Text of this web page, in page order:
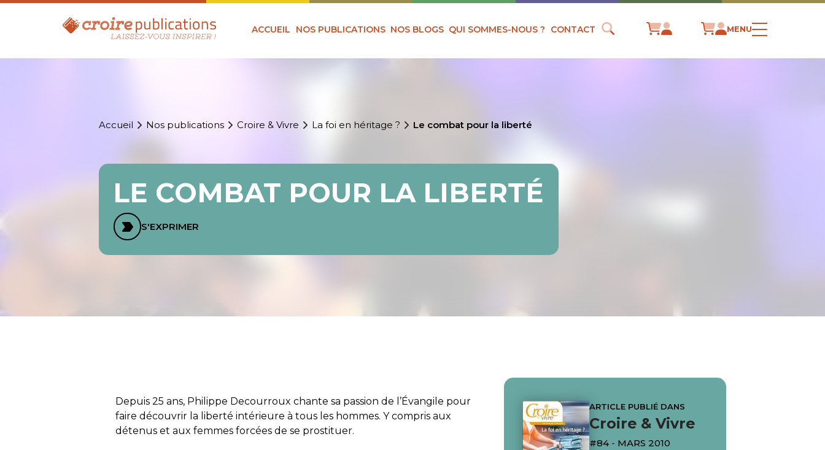
ACCUEIL NOS PUBLICATIONS NOS BLOGS QUI SOMMES-NOUS ? CONTACT MENU
Accueil Nos publications Croire & Vivre La foi en héritage ? Le combat pour la liberté
LE COMBAT POUR LA LIBERTÉ
S'EXPRIMER
Depuis 25 ans, Philippe Decourroux chante sa passion de l’Évangile pour
faire découvrir la liberté intérieure à tous les hommes. Y compris aux
détenus et aux femmes forcées de se prostituer.
ARTICLE PUBLIÉ DANS
Croire & Vivre
#84 - MARS 2010